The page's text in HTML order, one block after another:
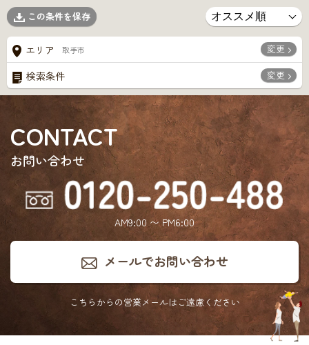
この条件を保存
エリア 取手市 変更
検索条件 変更
CONTACT
お問い合わせ
AM9:00 〜 PM6:00
メールでお問い合わせ
こちらからの営業メールはご遠慮ください